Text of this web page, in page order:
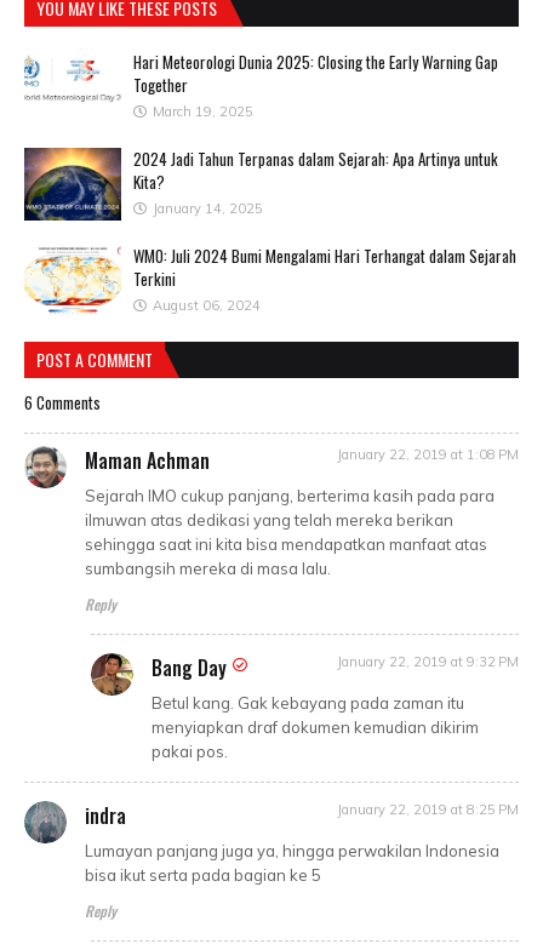
YOU MAY LIKE THESE POSTS
Hari Meteorologi Dunia 2025: Closing the Early Warning Gap
Together
March 19, 2025
2024 Jadi Tahun Terpanas dalam Sejarah: Apa Artinya untuk
Kita?
January 14, 2025
WMO: Juli 2024 Bumi Mengalami Hari Terhangat dalam Sejarah
Terkini
August 06, 2024
POST A COMMENT
6 Comments
Maman Achman January 22, 2019 at 1:08 PM
Sejarah IMO cukup panjang, berterima kasih pada para
ilmuwan atas dedikasi yang telah mereka berikan
sehingga saat ini kita bisa mendapatkan manfaat atas
sumbangsih mereka di masa lalu.
Reply
Bang Day January 22, 2019 at 9:32 PM
Betul kang. Gak kebayang pada zaman itu
menyiapkan draf dokumen kemudian dikirim
pakai pos.
indra January 22, 2019 at 8:25 PM
Lumayan panjang juga ya, hingga perwakilan Indonesia
bisa ikut serta pada bagian ke 5
Reply